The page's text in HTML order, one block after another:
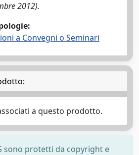
2012).
a Convegni o Seminari
a questo prodotto.
sono protetti da copyright e